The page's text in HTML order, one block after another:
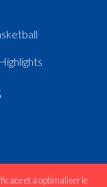
et à optimaliser le